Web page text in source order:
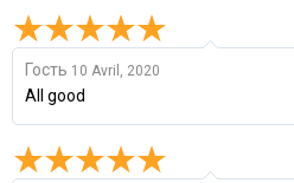
Гость 10 Avril, 2020
All good